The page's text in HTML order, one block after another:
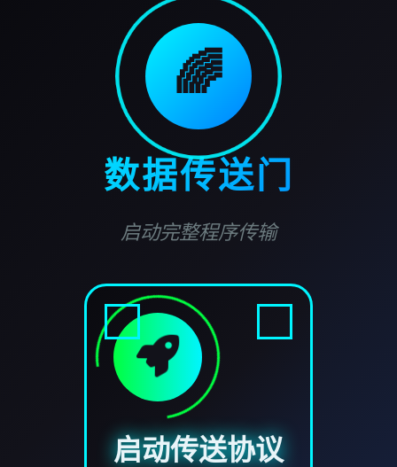
🌈
数据传送门
启动完整程序传输
启动传送协议